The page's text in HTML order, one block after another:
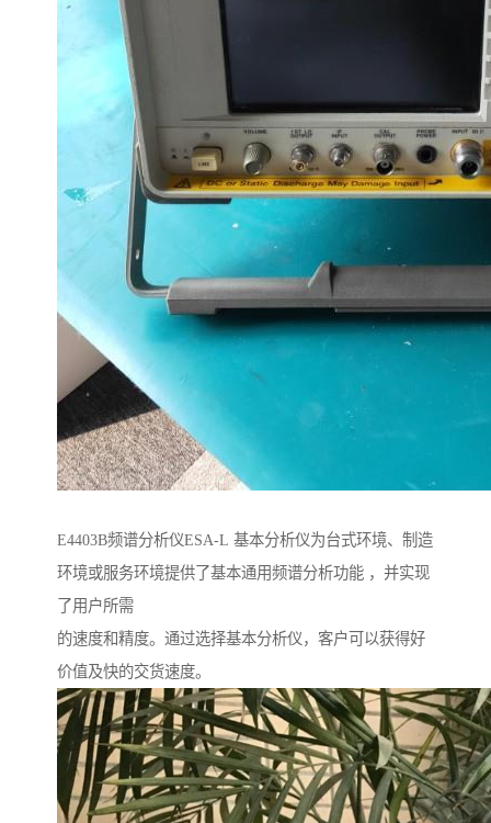
E4403B频谱分析仪ESA-L 基本分析仪为台式环境、制造
环境或服务环境提供了基本通用频谱分析功能 ，并实现
了用户所需
的速度和精度。通过选择基本分析仪，客户可以获得好
价值及快的交货速度。